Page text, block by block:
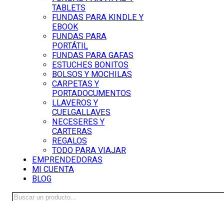
TABLETS
FUNDAS PARA KINDLE Y
EBOOK
FUNDAS PARA
PORTÁTIL
FUNDAS PARA GAFAS
ESTUCHES BONITOS
BOLSOS Y MOCHILAS
CARPETAS Y
PORTADOCUMENTOS
LLAVEROS Y
CUELGALLAVES
NECESERES Y
CARTERAS
REGALOS
TODO PARA VIAJAR
EMPRENDEDORAS
MI CUENTA
BLOG
Buscar